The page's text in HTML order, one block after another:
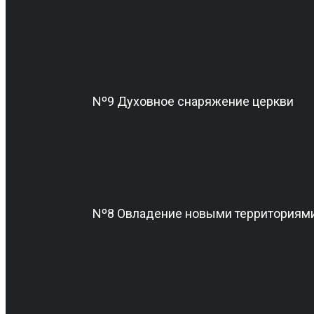
Nº9 Духовное снаряжение церкви
Nº8 Овладение новыми